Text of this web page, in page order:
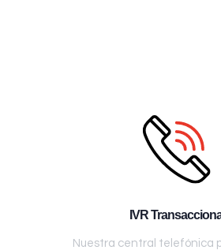
IVR
Nuestra central telefónica